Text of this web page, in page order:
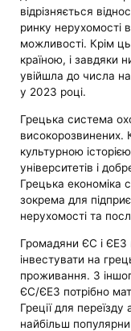
відрізняється
ринку нерухомості
можливості. Крім
країною, і завдяки
увійшла до числа
у 2023 році.
Грецька система
високорозвинених.
культурною
університетів і
Грецька економіка
зокрема для
нерухомості та
Громадяни ЄС і
інвестувати на
проживання. З
ЄС/ЄЕЗ потрібно
Греції для
найбільш